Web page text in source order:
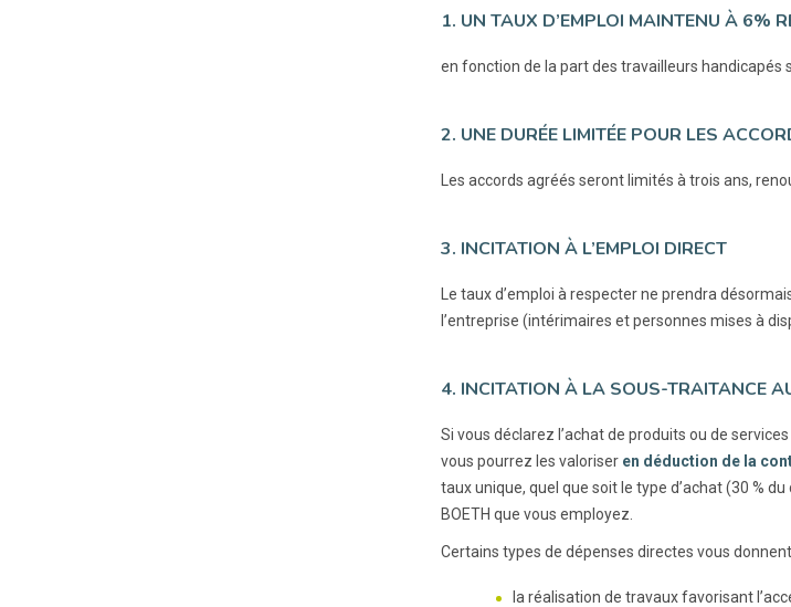
1. UN TAUX D’EMPLOI MAINTENU À 6%
en fonction de la part des travailleurs handicapés
2. UNE DURÉE LIMITÉE POUR LES
Les accords agréés seront limités à trois ans,
3. INCITATION À L’EMPLOI DIRECT
Le taux d’emploi à respecter ne prendra
l’entreprise (intérimaires et personnes mises à
4. INCITATION À LA SOUS-TRAITANCE
Si vous déclarez l’achat de produits ou de
vous pourrez les valoriser en déduction de la
taux unique, quel que soit le type d’achat (30 %
BOETH que vous employez.
Certains types de dépenses directes vous
la réalisation de travaux favorisant